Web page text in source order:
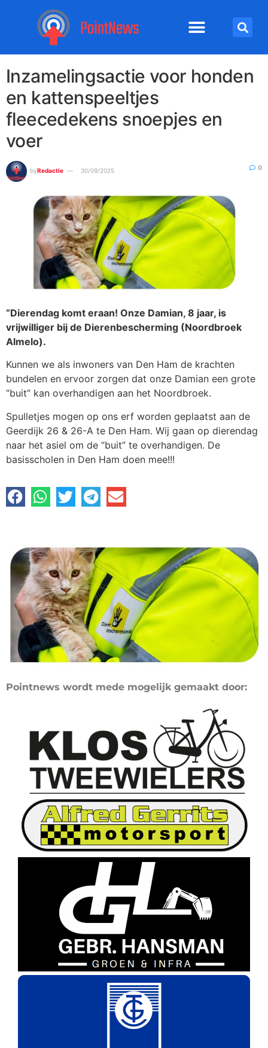
Inzamelingsactie voor honden
en kattenspeeltjes
fleecedekens snoepjes en
voer
byRedactie 30/09/2025 0
“Dierendag komt eraan! Onze Damian, 8 jaar, is
vrijwilliger bij de Dierenbescherming (Noordbroek
Almelo).
Kunnen we als inwoners van Den Ham de krachten
bundelen en ervoor zorgen dat onze Damian een grote
“buit” kan overhandigen aan het Noordbroek.
Spulletjes mogen op ons erf worden geplaatst aan de
Geerdijk 26 & 26-A te Den Ham. Wij gaan op dierendag
naar het asiel om de “buit” te overhandigen. De
basisscholen in Den Ham doen mee!!!
Pointnews wordt mede mogelijk gemaakt door: